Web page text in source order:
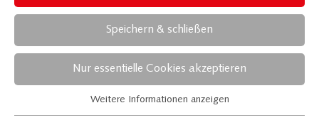
Kulturreise nach Venedig
Stadt in der Lagune
ist eine inspirierende Stadt. Das war
schon immer so. Einerseits wurden in der
Speichern & schließen
Nur essentielle Cookies akzeptieren
Weitere Informationen anzeigen